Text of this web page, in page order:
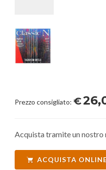
Prezzo consigliato: €
Acquista tramite un
ACQUISTA